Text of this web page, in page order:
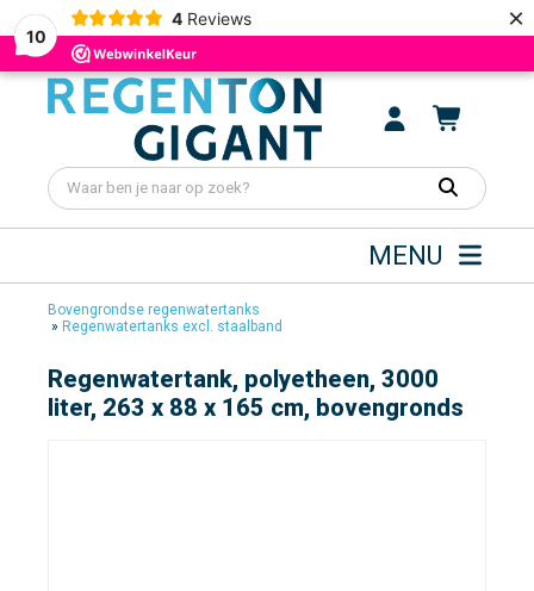
10
4 Reviews ×
MENU
Bovengrondse regenwatertanks
» Regenwatertanks excl. staalband
Regenwatertank, polyetheen, 3000
liter, 263 x 88 x 165 cm, bovengronds